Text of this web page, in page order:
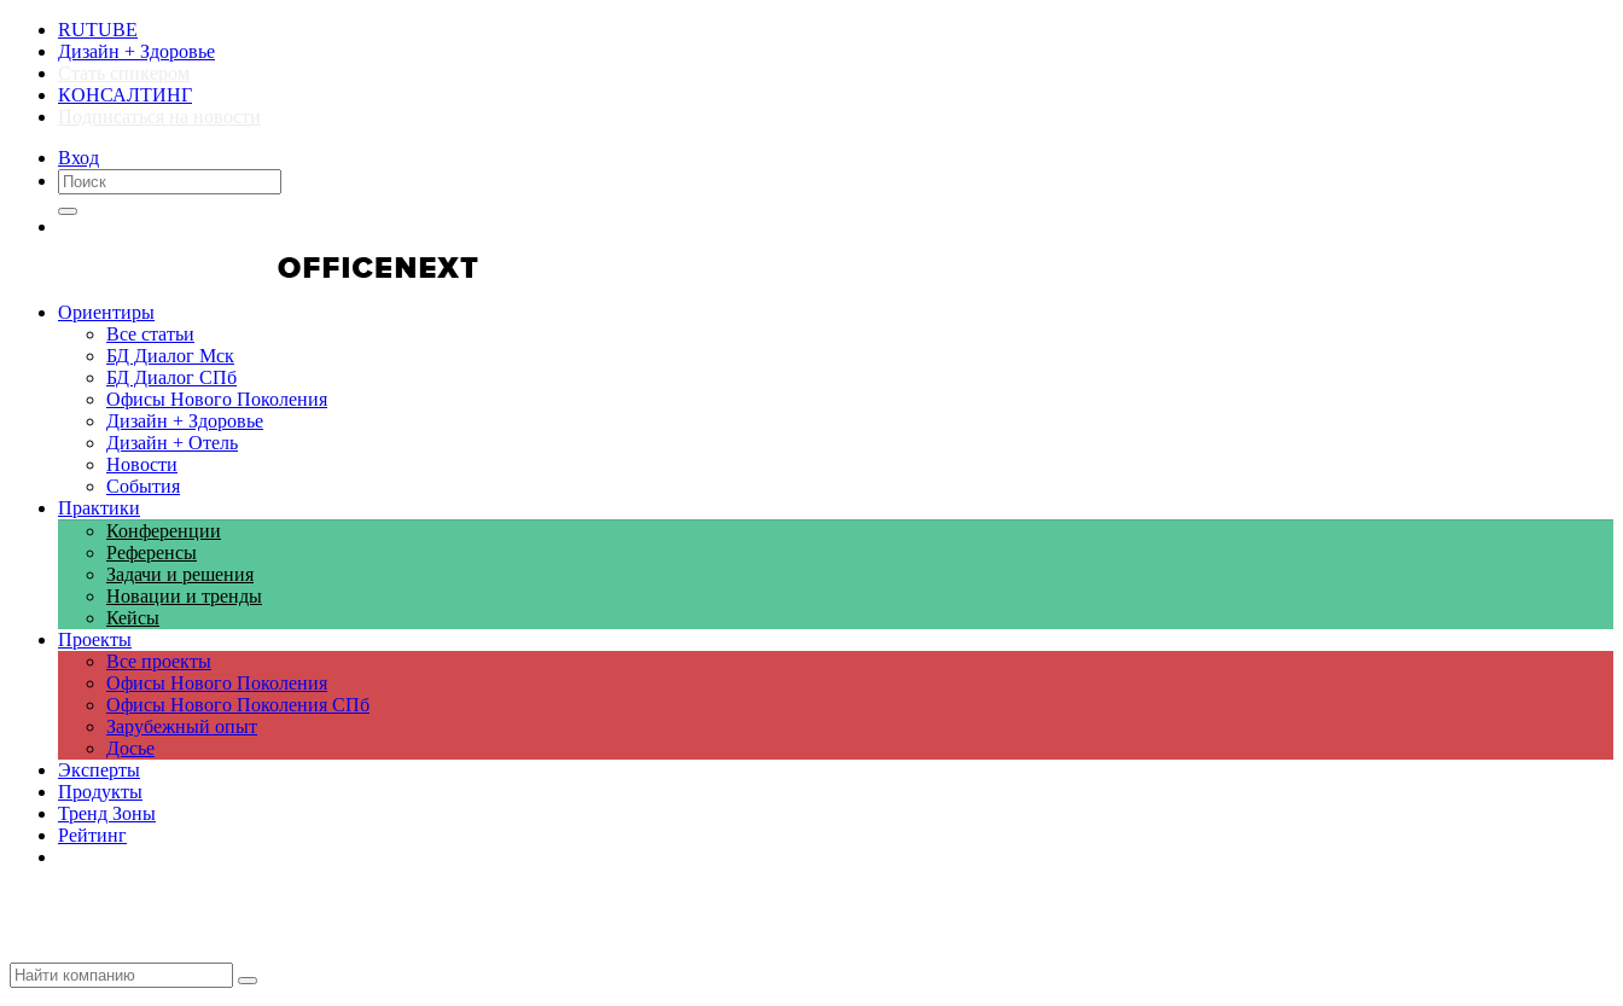
RUTUBE
Дизайн + Здоровье
КОНСАЛТИНГ
Вход
Ориентиры
Все статьи
БД Диалог Мск
БД Диалог СПб
Офисы Нового Поколения
Дизайн + Здоровье
Дизайн + Отель
Новости
События
Практики
Конференции
Референсы
Задачи и решения
Новации и тренды
Кейсы
Проекты
Все проекты
Офисы Нового Поколения
Офисы Нового Поколения СПб
Зарубежный опыт
Досье
Эксперты
Продукты
Тренд Зоны
Рейтинг